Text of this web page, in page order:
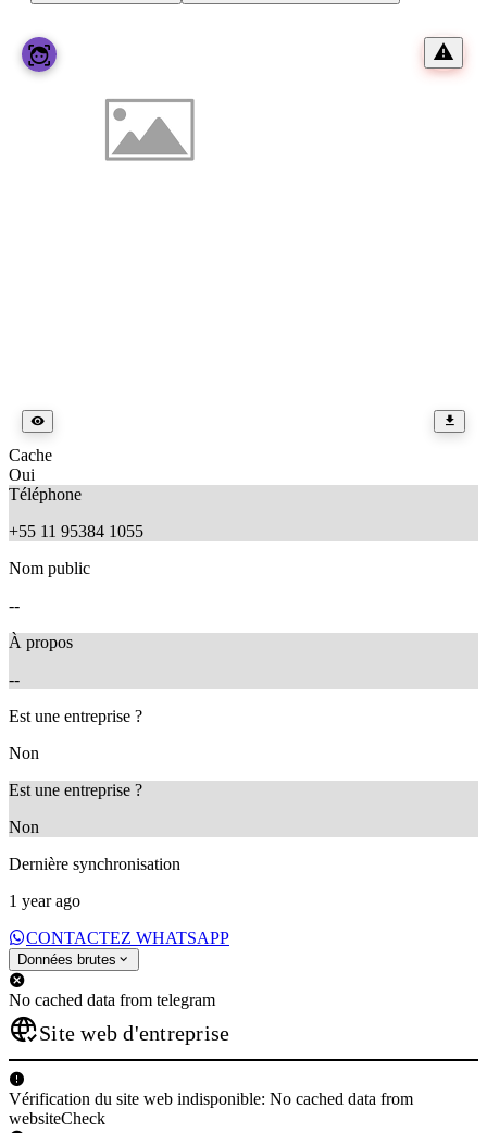
Cache
Oui
Téléphone
+55 11 95384 1055
Nom public
--
À propos
--
Est une entreprise ?
Non
Est une entreprise ?
Non
Dernière synchronisation
1 year ago
CONTACTEZ WHATSAPP
Données brutes
No cached data from telegram
Site web d'entreprise
Vérification du site web indisponible: No cached data from
websiteCheck